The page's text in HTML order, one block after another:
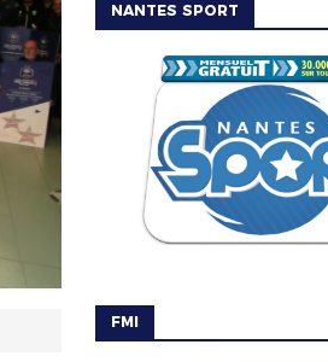
NANTES SPORT
FMI